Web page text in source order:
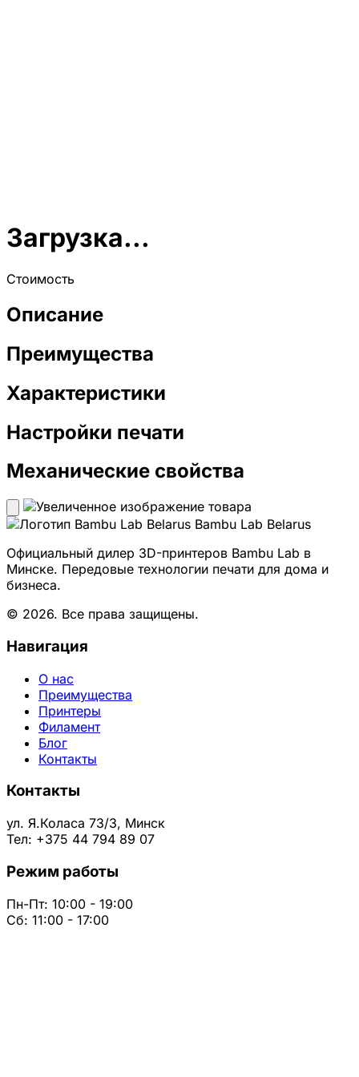
Загрузка...
Стоимость
Описание
Преимущества
Характеристики
Настройки печати
Механические свойства
Bambu Lab Belarus
Официальный дилер 3D-принтеров Bambu Lab в
Минске. Передовые технологии печати для дома и
бизнеса.
© 2026. Все права защищены.
Навигация
О нас
Преимущества
Принтеры
Филамент
Блог
Контакты
Контакты
ул. Я.Коласа 73/3, Минск
Тел: +375 44 794 89 07
Режим работы
Пн-Пт: 10:00 - 19:00
Сб: 11:00 - 17:00